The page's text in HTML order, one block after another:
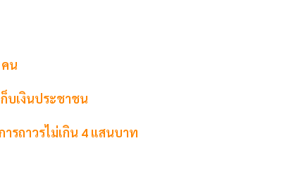
น
บเงินประชาชน
รถาวรไม่เกิน 4 แสนบาท